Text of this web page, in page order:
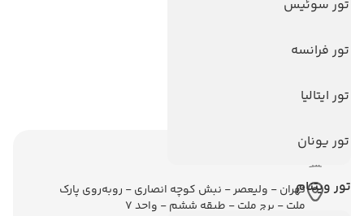
تور سوئیس
تور فرانسه
تور ایتالیا
تور یونان
تور ویتنام
تور بالی
تور سریلانکا
تهران - ولیعصر - نبش کوچه انصاری - روبه‌روی پارک
ملت - برج ملت - طبقه ششم - واحد 7